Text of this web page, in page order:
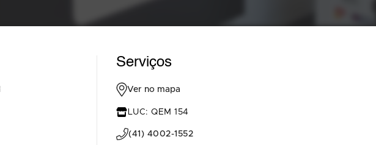
Serviços
Ver no mapa
LUC: QEM 154
(41) 4002-1552